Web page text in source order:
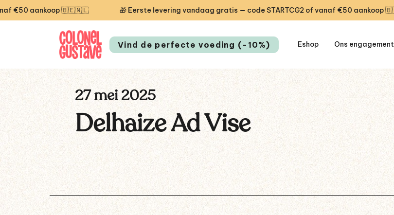
aankoop 🇧🇪🇳🇱 🎁 Eerste levering vandaag gratis — code STARTCG2 of vanaf €50 aankoop 🇧🇪🇳🇱
Vind de perfecte voeding (-10%) Eshop Ons engagement
27 mei 2025
Delhaize Ad Vise